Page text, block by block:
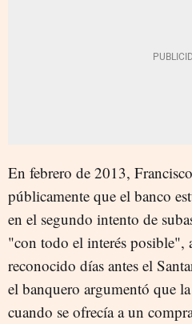
En febrero de 2013,
públicamente que el banco
en el segundo intento de
"con todo el interés posible",
reconocido días antes el
el banquero argumentó que
cuando se ofrecía a un